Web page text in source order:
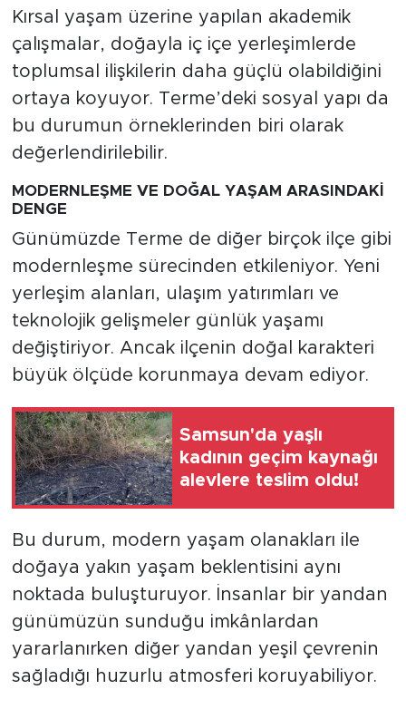
Kırsal yaşam üzerine yapılan akademik
çalışmalar, doğayla iç içe yerleşimlerde
toplumsal ilişkilerin daha güçlü olabildiğini
ortaya koyuyor. Terme’deki sosyal yapı da
bu durumun örneklerinden biri olarak
değerlendirilebilir.
MODERNLEŞME VE DOĞAL YAŞAM ARASINDAKİ
DENGE
Günümüzde Terme de diğer birçok ilçe gibi
modernleşme sürecinden etkileniyor. Yeni
yerleşim alanları, ulaşım yatırımları ve
teknolojik gelişmeler günlük yaşamı
değiştiriyor. Ancak ilçenin doğal karakteri
büyük ölçüde korunmaya devam ediyor.
Samsun'da yaşlı
kadının geçim kaynağı
alevlere teslim oldu!
Bu durum, modern yaşam olanakları ile
doğaya yakın yaşam beklentisini aynı
noktada buluşturuyor. İnsanlar bir yandan
günümüzün sunduğu imkânlardan
yararlanırken diğer yandan yeşil çevrenin
sağladığı huzurlu atmosferi koruyabiliyor.